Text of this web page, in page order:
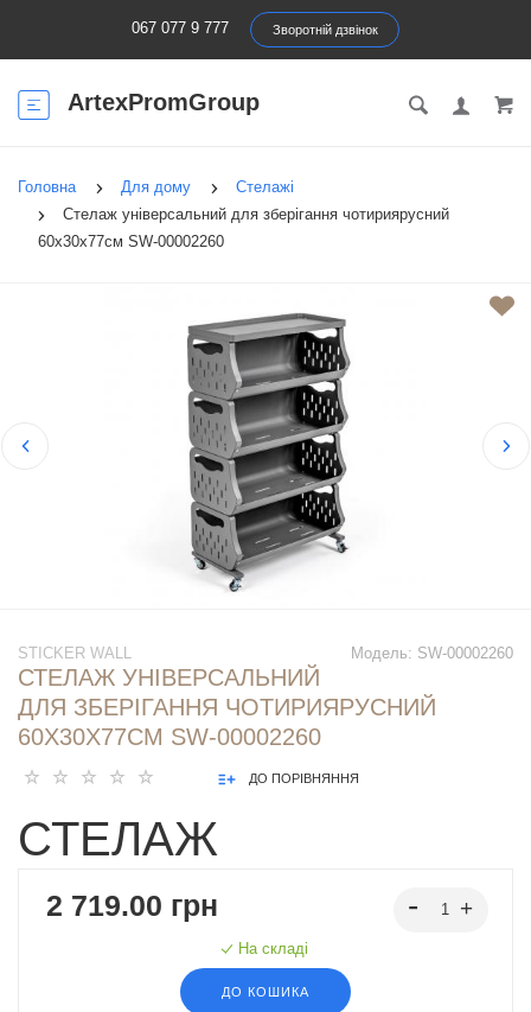
067 077 9 777 Зворотній дзвінок
ArtexPromGroup
Головна Для дому
Стелажі
Стелаж універсальний для зберігання чотириярусний
60х30х77см SW-00002260
Модель: SW-00002260
STICKER WALL
СТЕЛАЖ УНІВЕРСАЛЬНИЙ
ДЛЯ ЗБЕРІГАННЯ ЧОТИРИЯРУСНИЙ
60Х30Х77СМ SW-00002260
ДО ПОРІВНЯННЯ
СТЕЛАЖ
УНІВЕРСАЛЬНИЙ
ДЛЯ ЗБЕРІГАННЯ
До вашої уваги стильне та функціональне рішення для організації
2 719.00 грн
На складі
ДО КОШИКА